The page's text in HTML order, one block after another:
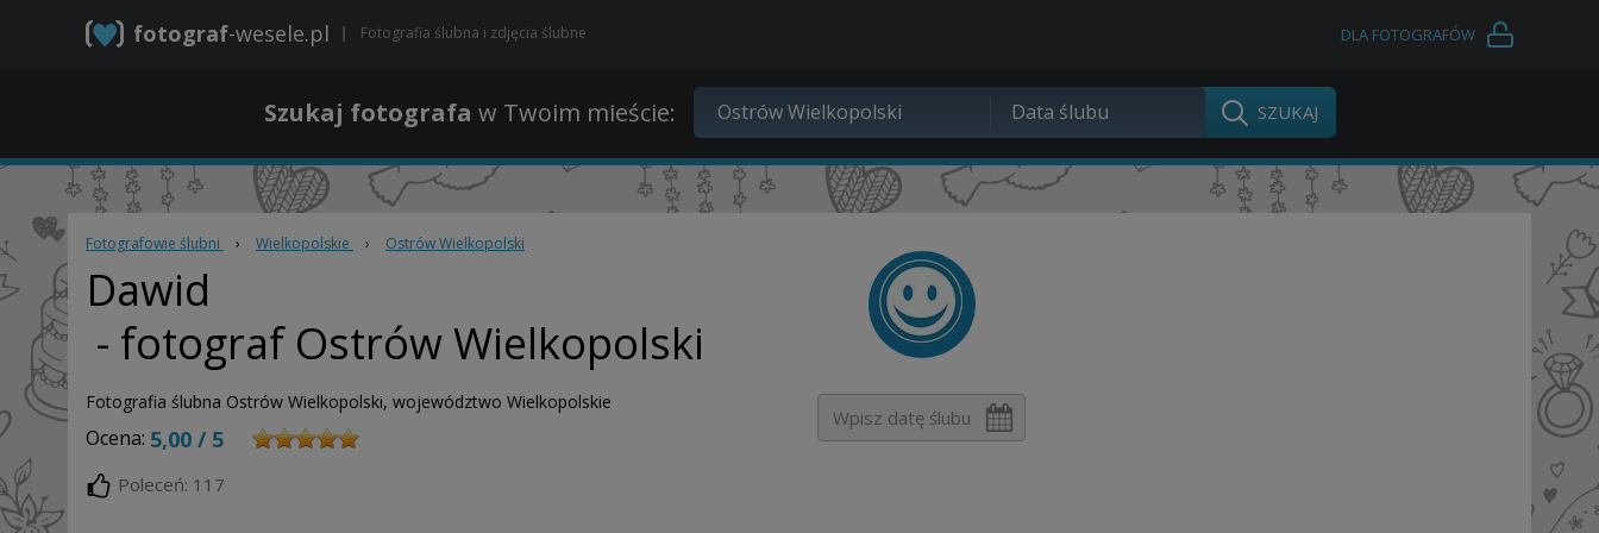
fotograf-wesele.pl Fotografia ślubna i zdjęcia ślubne DLA FOTOGRAFÓW
Szukaj fotografa w Twoim mieście:
Fotografowie ślubni › Wielkopolskie › Ostrów Wielkopolski
Dawid
- fotograf Ostrów Wielkopolski
Fotografia ślubna Ostrów Wielkopolski, województwo Wielkopolskie
Ocena: 5,00 / 5
Poleceń: 117